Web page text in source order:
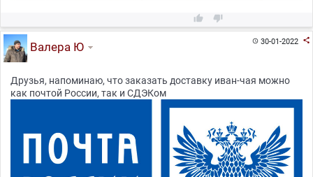
 
30-01-2022 
Валера Ю
Друзья, напоминаю, что заказать доставку иван-чая можно
как почтой России, так и СДЭКом